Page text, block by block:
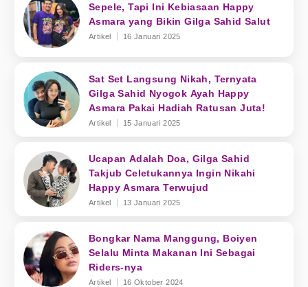
Sepele, Tapi Ini Kebiasaan Happy
Asmara yang Bikin Gilga Sahid Salut
Artikel 16 Januari 2025
Sat Set Langsung Nikah, Ternyata
Gilga Sahid Nyogok Ayah Happy
Asmara Pakai Hadiah Ratusan Juta!
Artikel 15 Januari 2025
Ucapan Adalah Doa, Gilga Sahid
Takjub Celetukannya Ingin Nikahi
Happy Asmara Terwujud
Artikel 13 Januari 2025
Bongkar Nama Manggung, Boiyen
Selalu Minta Makanan Ini Sebagai
Riders-nya
Artikel 16 Oktober 2024